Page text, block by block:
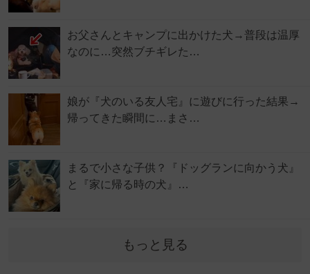
お父さんとキャンプに出かけた犬→普段は温厚
なのに…突然ブチギレた…
娘が『犬のいる友人宅』に遊びに行った結果→
帰ってきた瞬間に…まさ…
まるで小さな子供？『ドッグランに向かう犬』
と『家に帰る時の犬』…
もっと見る